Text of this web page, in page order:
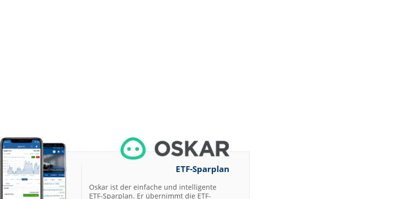
ETF-Sparplan
Oskar ist der einfache und intelligente
ETF-Sparplan. Er übernimmt die ETF-